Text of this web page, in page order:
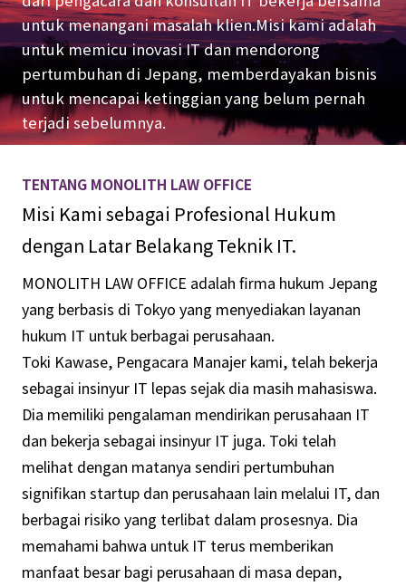
untuk menangani masalah klien.Misi kami adalah
untuk memicu inovasi IT dan mendorong
pertumbuhan di Jepang, memberdayakan bisnis
untuk mencapai ketinggian yang belum pernah
terjadi sebelumnya.
TENTANG MONOLITH LAW OFFICE
Misi Kami sebagai Profesional Hukum
dengan Latar Belakang Teknik IT.
MONOLITH LAW OFFICE adalah firma hukum Jepang
yang berbasis di Tokyo yang menyediakan layanan
hukum IT untuk berbagai perusahaan.
Toki Kawase, Pengacara Manajer kami, telah bekerja
sebagai insinyur IT lepas sejak dia masih mahasiswa.
Dia memiliki pengalaman mendirikan perusahaan IT
dan bekerja sebagai insinyur IT juga. Toki telah
melihat dengan matanya sendiri pertumbuhan
signifikan startup dan perusahaan lain melalui IT, dan
berbagai risiko yang terlibat dalam prosesnya. Dia
memahami bahwa untuk IT terus memberikan
manfaat besar bagi perusahaan di masa depan,